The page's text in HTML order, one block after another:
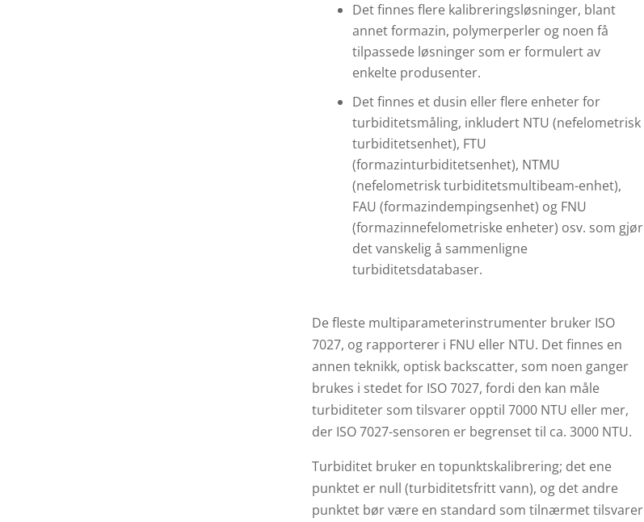
Det finnes flere kalibreringsløsninger, blant
annet formazin, polymerperler og noen få
tilpassede løsninger som er formulert av
enkelte produsenter.
Det finnes et dusin eller flere enheter for
turbiditetsmåling, inkludert NTU (nefelometrisk
turbiditetsenhet), FTU
(formazinturbiditetsenhet), NTMU
(nefelometrisk turbiditetsmultibeam-enhet),
FAU (formazindempingsenhet) og FNU
(formazinnefelometriske enheter) osv. som gjør
det vanskelig å sammenligne
turbiditetsdatabaser.
De fleste multiparameterinstrumenter bruker ISO
7027, og rapporterer i FNU eller NTU. Det finnes en
annen teknikk, optisk backscatter, som noen ganger
brukes i stedet for ISO 7027, fordi den kan måle
turbiditeter som tilsvarer opptil 7000 NTU eller mer,
der ISO 7027-sensoren er begrenset til ca. 3000 NTU.
Turbiditet bruker en topunktskalibrering; det ene
punktet er null (turbiditetsfritt vann), og det andre
punktet bør være en standard som tilnærmet tilsvarer